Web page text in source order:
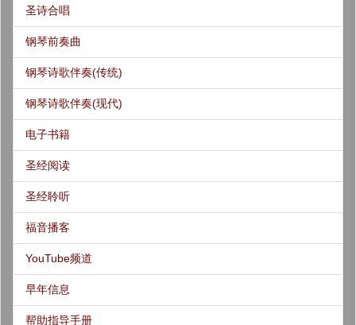
圣诗合唱
钢琴前奏曲
钢琴诗歌伴奏(传统)
钢琴诗歌伴奏(现代)
电子书籍
圣经阅读
圣经聆听
福音播客
YouTube频道
早年信息
帮助指导手册